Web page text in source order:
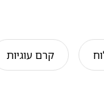
קרם עוגיות